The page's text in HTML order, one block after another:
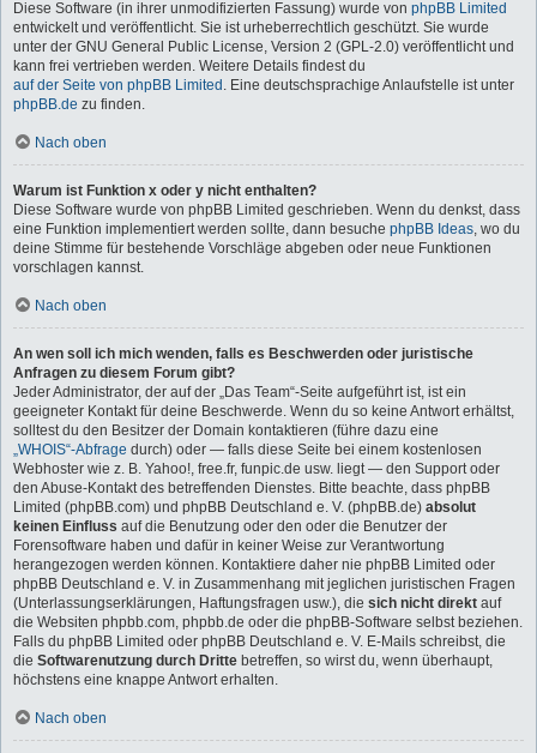
Diese Software (in ihrer unmodifizierten Fassung) wurde von phpBB Limited
entwickelt und veröffentlicht. Sie ist urheberrechtlich geschützt. Sie wurde
unter der GNU General Public License, Version 2 (GPL-2.0) veröffentlicht und
kann frei vertrieben werden. Weitere Details findest du
auf der Seite von phpBB Limited . Eine deutschsprachige Anlaufstelle ist unter
phpBB.de zu finden.
Nach oben
Warum ist Funktion x oder y nicht enthalten?
Diese Software wurde von phpBB Limited geschrieben. Wenn du denkst, dass
eine Funktion implementiert werden sollte, dann besuche phpBB Ideas, wo du
deine Stimme für bestehende Vorschläge abgeben oder neue Funktionen
vorschlagen kannst.
Nach oben
An wen soll ich mich wenden, falls es Beschwerden oder juristische
Anfragen zu diesem Forum gibt?
Jeder Administrator, der auf der „Das Team“-Seite aufgeführt ist, ist ein
geeigneter Kontakt für deine Beschwerde. Wenn du so keine Antwort erhältst,
solltest du den Besitzer der Domain kontaktieren (führe dazu eine
„WHOIS“-Abfrage durch) oder — falls diese Seite bei einem kostenlosen
Webhoster wie z. B. Yahoo!, free.fr, funpic.de usw. liegt — den Support oder
den Abuse-Kontakt des betreffenden Dienstes. Bitte beachte, dass phpBB
Limited (phpBB.com) und phpBB Deutschland e. V. (phpBB.de) absolut
keinen Einfluss auf die Benutzung oder den oder die Benutzer der
Forensoftware haben und dafür in keiner Weise zur Verantwortung
herangezogen werden können. Kontaktiere daher nie phpBB Limited oder
phpBB Deutschland e. V. in Zusammenhang mit jeglichen juristischen Fragen
(Unterlassungserklärungen, Haftungsfragen usw.), die sich nicht direkt auf
die Websiten phpbb.com, phpbb.de oder die phpBB-Software selbst beziehen.
Falls du phpBB Limited oder phpBB Deutschland e. V. E-Mails schreibst, die
die Softwarenutzung durch Dritte betreffen, so wirst du, wenn überhaupt,
höchstens eine knappe Antwort erhalten.
Nach oben